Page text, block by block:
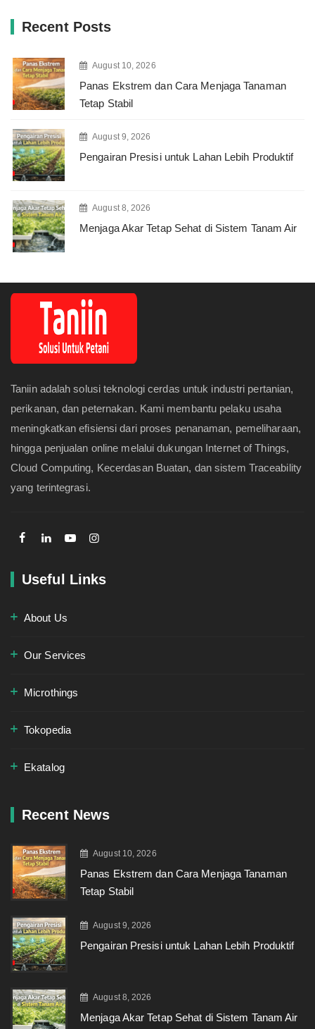
Recent Posts
August 10, 2026
Panas Ekstrem dan Cara Menjaga Tanaman
Tetap Stabil
August 9, 2026
Pengairan Presisi untuk Lahan Lebih Produktif
August 8, 2026
Menjaga Akar Tetap Sehat di Sistem Tanam Air
Taniin adalah solusi teknologi cerdas untuk industri pertanian,
perikanan, dan peternakan. Kami membantu pelaku usaha
meningkatkan efisiensi dari proses penanaman, pemeliharaan,
hingga penjualan online melalui dukungan Internet of Things,
Cloud Computing, Kecerdasan Buatan, dan sistem Traceability
yang terintegrasi.
Useful Links
About Us
Our Services
Microthings
Tokopedia
Ekatalog
Recent News
August 10, 2026
Panas Ekstrem dan Cara Menjaga Tanaman
Tetap Stabil
August 9, 2026
Pengairan Presisi untuk Lahan Lebih Produktif
August 8, 2026
Menjaga Akar Tetap Sehat di Sistem Tanam Air